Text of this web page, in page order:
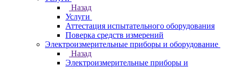
Назад
Услуги
Аттестация испытательного оборудования
Поверка средств измерений
Электроизмерительные приборы и оборудование
Назад
Электроизмерительные приборы и